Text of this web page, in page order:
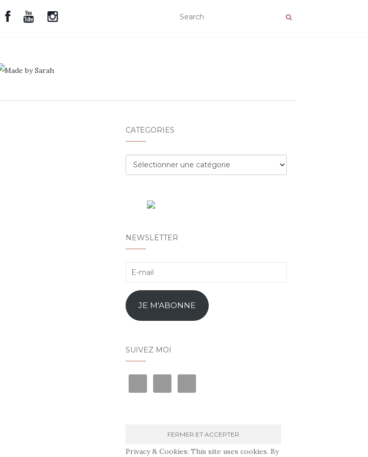
CATÉGORIES
Catégories
NEWSLETTER
E-
JE M'ABONNE
SUIVEZ MOI
Privacy & Cookies: This site uses cookies. By